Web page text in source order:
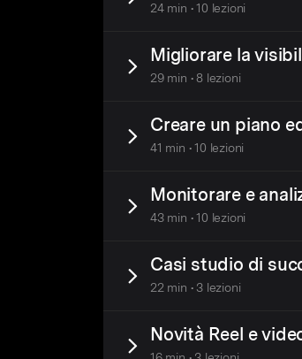
24 min • 10 lezioni
Migliorare la
29 min • 8 lezioni
Creare un piano
41 min • 10 lezioni
Monitorare e
43 min • 10 lezioni
Casi studio di
22 min • 3 lezioni
Novità Reel e